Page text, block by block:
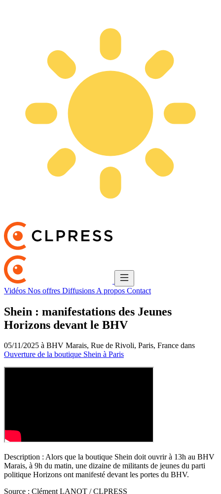
Vidéos Nos offres Diffusions A propos Contact
Shein : manifestations des Jeunes
Horizons devant le BHV
05/11/2025 à BHV Marais, Rue de Rivoli, Paris, France dans
Ouverture de la boutique Shein à Paris
Description : Alors que la boutique Shein doit ouvrir à 13h au BHV
Marais, à 9h du matin, une dizaine de militants de jeunes du parti
politique Horizons ont manifesté devant les portes du BHV.
Source : Clément LANOT / CLPRESS